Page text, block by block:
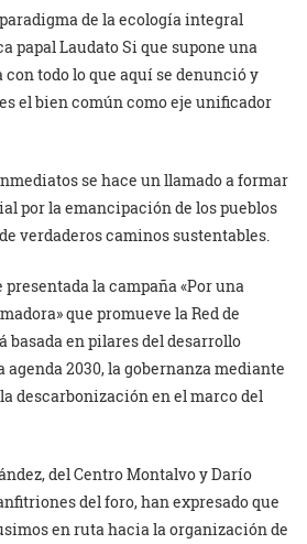
de la ecología integral
papal Laudato Si que supone una
todo lo que aquí se denunció y
el bien común como eje unificador
se hace un llamado a formar
por la emancipación de los pueblos
verdaderos caminos sustentables.
la campaña «Por una
que promueve la Red de
basada en pilares del desarrollo
agenda 2030, la gobernanza mediante
descarbonización en el marco del
del Centro Montalvo y Darío
del foro, han expresado que
en ruta hacia la organización de